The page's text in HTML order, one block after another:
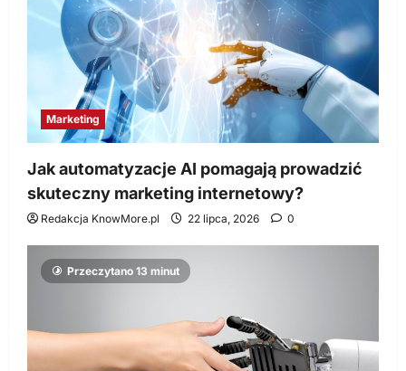
Marketing
Jak automatyzacje AI pomagają prowadzić
skuteczny marketing internetowy?
Redakcja KnowMore.pl 22 lipca, 2026 0
Przeczytano 13 minut